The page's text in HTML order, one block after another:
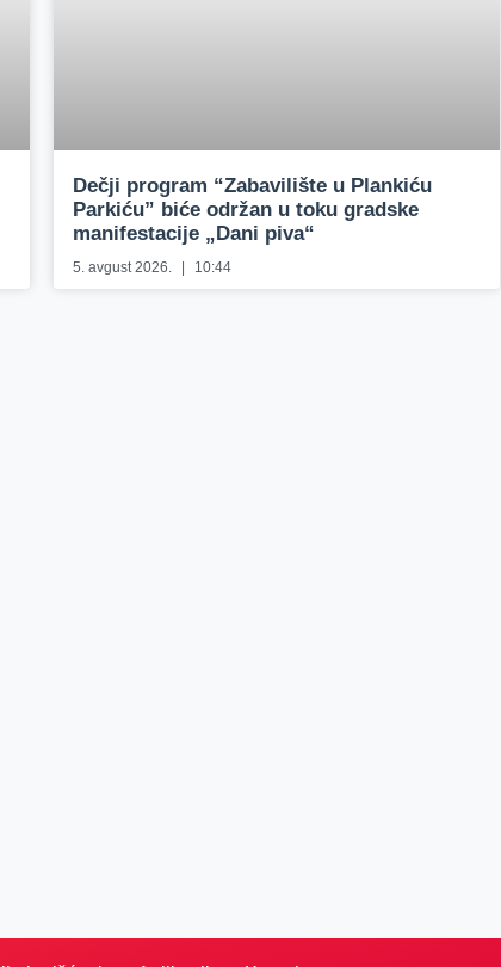
Dečji program “Zabavilište u Plankiću
Parkiću” biće održan u toku gradske
manifestacije „Dani piva“
5. avgust 2026. 10:44